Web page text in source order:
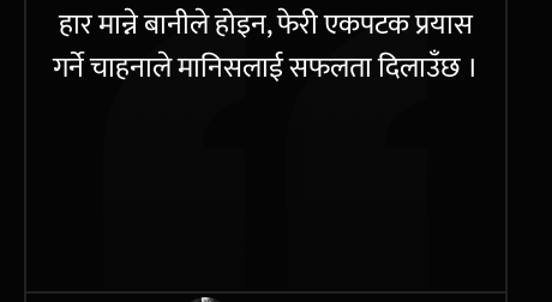
हार मान्ने बानीले होइन, फेरी एकपटक प्रयास
गर्ने चाहनाले मानिसलाई सफलता दिलाउँछ ।